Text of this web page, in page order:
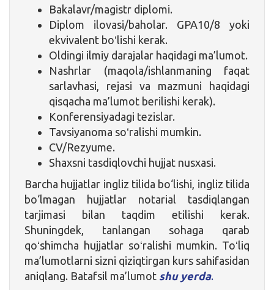
Bakalavr/magistr diplomi.
Diplom ilovasi/baholar. GPA10/8 yoki
ekvivalent boʻlishi kerak.
Oldingi ilmiy darajalar haqidagi ma’lumot.
Nashrlar (maqola/ishlanmaning faqat
sarlavhasi, rejasi va mazmuni haqidagi
qisqacha ma’lumot berilishi kerak).
Konferensiyadagi tezislar.
Tavsiyanoma soʻralishi mumkin.
CV/Rezyume.
Shaxsni tasdiqlovchi hujjat nusxasi.
Barcha hujjatlar ingliz tilida bo‘lishi, ingliz tilida
bo‘lmagan hujjatlar notarial tasdiqlangan
tarjimasi bilan taqdim etilishi kerak.
Shuningdek, tanlangan sohaga qarab
qoʻshimcha hujjatlar soʻralishi mumkin. Toʻliq
ma’lumotlarni sizni qiziqtirgan kurs sahifasidan
aniqlang. Batafsil ma’lumot shu yerda.